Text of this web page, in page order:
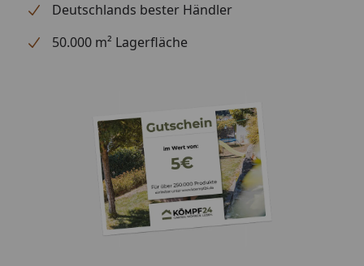
Deutschlands bester Händler
50.000 m² Lagerfläche